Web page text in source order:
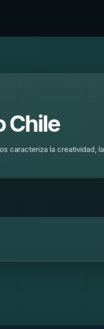
Chile
caracteriza la creatividad, la